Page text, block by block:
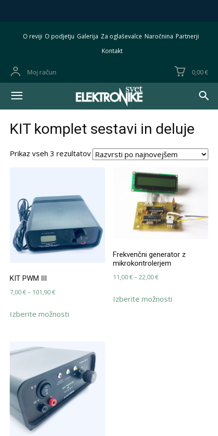
O reviji O podjetju Galerija Za oglaševalce Naročnina Partnerji
Kontakt
Moj račun 0,00 €
KIT komplet sestavi in deluje
Prikaz vseh 3 rezultatovRazvrščeno
po
KIT PWM III
7,00€– 101,90€Cenovni
od
101,90 €
Izberite možnosti
različic.
Možnosti
lahko
izberete
na
Frekvenčni generator z
mikrokontrolerjem
11,00€–22,00€Cenovni
od
Izberite možnosti